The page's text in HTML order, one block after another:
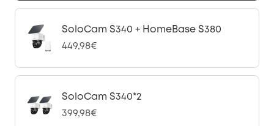
SoloCam S340 + HomeBase S380
449,98€
SoloCam S340*2
399,98€